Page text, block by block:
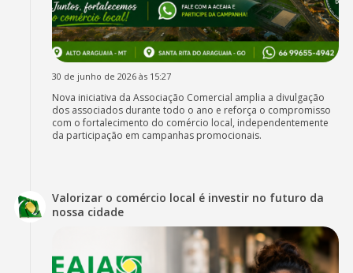
30 de junho de 2026 às 15:27
Nova iniciativa da Associação Comercial amplia a divulgação
dos associados durante todo o ano e reforça o compromisso
com o fortalecimento do comércio local, independentemente
da participação em campanhas promocionais.
Valorizar o comércio local é investir no futuro da
nossa cidade